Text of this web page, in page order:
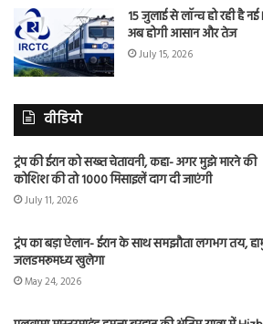
15 जुलाई से लॉन्च हो रही है
अब होगी आसान और तेज
July 15, 2026
वीडियो
ट्रंप की ईरान को सख्त चेतावनी, कहा- अगर मुझे मारने की
कोशिश की तो 1000 मिसाइलें दाग दी जाएंगी
July 11, 2026
ट्रंप का बड़ा ऐलान- ईरान के साथ समझौता लगभग तय,
जलडमरूमध्य खुलेगा
May 24, 2026